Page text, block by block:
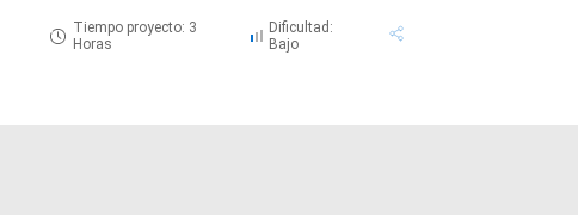
Tiempo proyecto: 3
Horas
Dificultad:
Bajo